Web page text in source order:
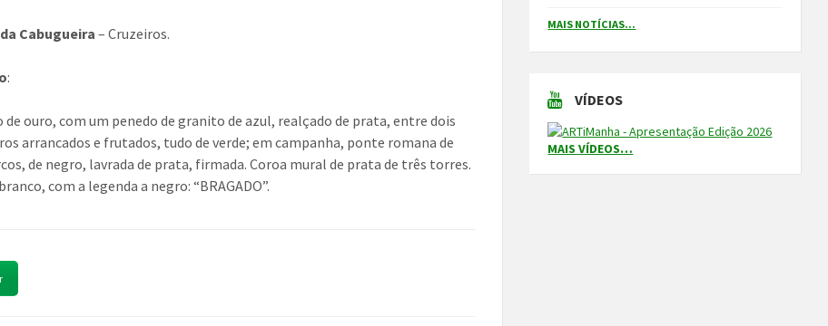
Cabugueira – Cruzeiros.
:
de ouro, com um penedo de granito de azul, realçado de prata, entre dois
arrancados e frutados, tudo de verde; em campanha, ponte romana de
de negro, lavrada de prata, firmada. Coroa mural de prata de três torres.
com a legenda a negro: “BRAGADO”.
MAIS NOTÍCIAS...
VÍDEOS
MAIS VÍDEOS…